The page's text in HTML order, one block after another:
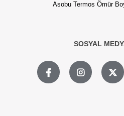
Asobu Termos Ömür
SOSYAL